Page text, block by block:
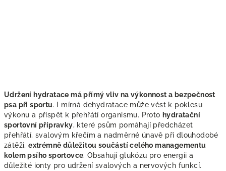
Udržení hydratace má přímý vliv na výkonnost a bezpečnost
psa při sportu. I mírná dehydratace může vést k poklesu
výkonu a přispět k přehřátí organismu. Proto hydratační
sportovní přípravky, které psům pomáhají předcházet
přehřátí, svalovým křečím a nadměrné únavě při dlouhodobé
zátěži,extrémně důležitou součástí celého managementu
kolem psího sportovce. Obsahují glukózu pro energii a
důležité ionty pro udržení svalových a nervových funkcí.